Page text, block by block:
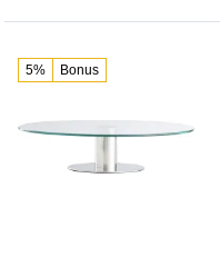
5% Bonus